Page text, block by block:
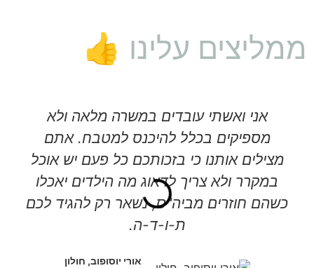
ממליצים עלינו 👍
אני ואשתי עובדים במשרה מלאה ולא
מספיקים בכלל להיכנס למטבח. אתם
מצילים אותנו כי בזכותכם כל פעם יש אוכל
במקרר ולא צריך לדאוג מה הילדים יאכלו
כשהם חוזרים מביה"ס, נשאר רק להגיד לכם
ת-ו-ד-ה.
אורי יוסופוב, חולון